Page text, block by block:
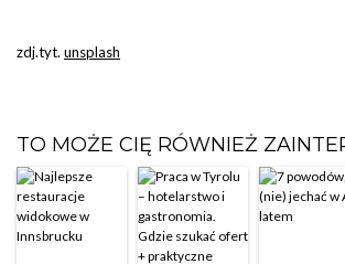
zdj.tyt. unsplash
TO MOŻE CIĘ RÓWNIEŻ